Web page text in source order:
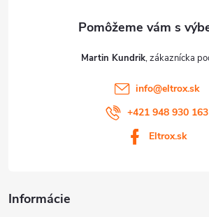
Martin Kundrik
info@eltrox.sk
+421 948 930 163
Eltrox.sk
Informácie